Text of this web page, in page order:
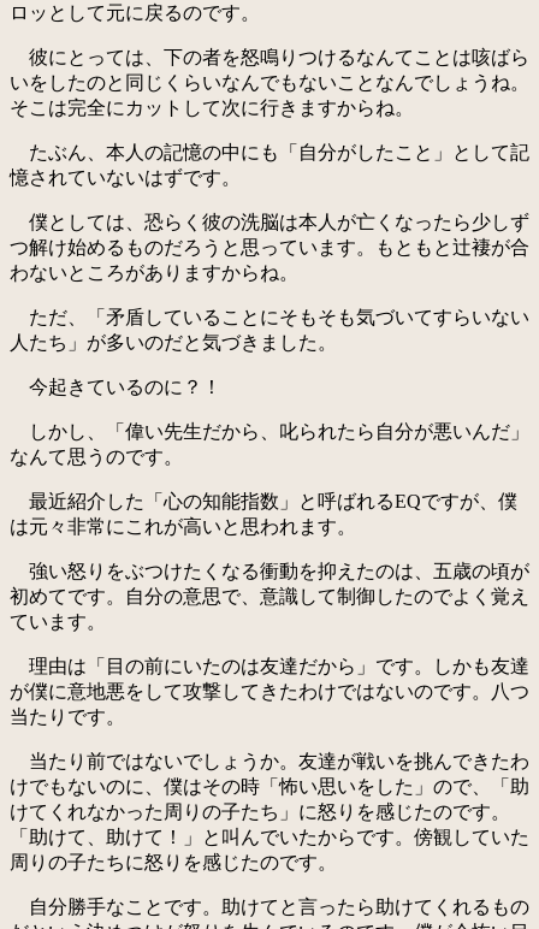
ロッとして元に戻るのです。
彼にとっては、下の者を怒鳴りつけるなんてことは咳ばら
いをしたのと同じくらいなんでもないことなんでしょうね。
そこは完全にカットして次に行きますからね。
たぶん、本人の記憶の中にも「自分がしたこと」として記
憶されていないはずです。
僕としては、恐らく彼の洗脳は本人が亡くなったら少しず
つ解け始めるものだろうと思っています。もともと辻褄が合
わないところがありますからね。
ただ、「矛盾していることにそもそも気づいてすらいない
人たち」が多いのだと気づきました。
今起きているのに？！
しかし、「偉い先生だから、叱られたら自分が悪いんだ」
なんて思うのです。
最近紹介した「心の知能指数」と呼ばれるEQですが、僕
は元々非常にこれが高いと思われます。
強い怒りをぶつけたくなる衝動を抑えたのは、五歳の頃が
初めてです。自分の意思で、意識して制御したのでよく覚え
ています。
理由は「目の前にいたのは友達だから」です。しかも友達
が僕に意地悪をして攻撃してきたわけではないのです。八つ
当たりです。
当たり前ではないでしょうか。友達が戦いを挑んできたわ
けでもないのに、僕はその時「怖い思いをした」ので、「助
けてくれなかった周りの子たち」に怒りを感じたのです。
「助けて、助けて！」と叫んでいたからです。傍観していた
周りの子たちに怒りを感じたのです。
自分勝手なことです。助けてと言ったら助けてくれるもの